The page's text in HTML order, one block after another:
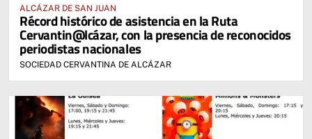
ALCÁZAR DE SAN JUAN
Récord histórico de asistencia en la Ruta
Cervantin@lcázar, con la presencia de reconocidos
periodistas nacionales
SOCIEDAD CERVANTINA DE ALCÁZAR